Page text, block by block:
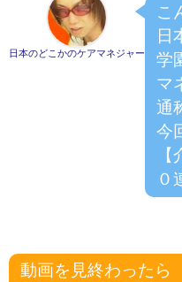
日本のどこかのケアマネジャー
こ
日
学
マ
通
今
０
動画を見終わったら